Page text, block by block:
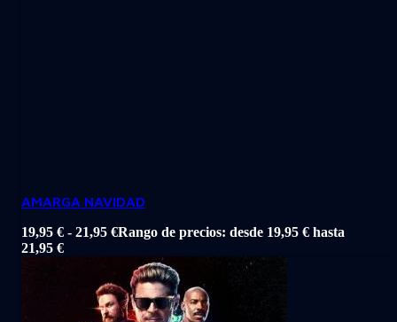
AMARGA NAVIDAD
19,95 € - 21,95 €Rango de precios: desde 19,95 € hasta
21,95 €